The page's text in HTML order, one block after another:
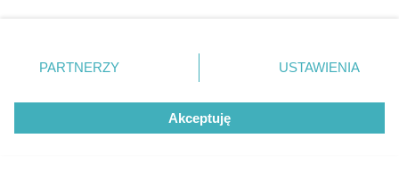
zmienić/wycofać klikając przycisk ustawień prywatności
znajdujący się w lewym dolnym rogu strony
rodzaje przetwarzania danych nie wymagają zgody
użytkownika, ale masz prawo sprzeciwić się takiemu
przetwarzaniu. Preferencje będą miały zastosowanie tylko
PARTNERZY USTAWIENIA
Akceptuję